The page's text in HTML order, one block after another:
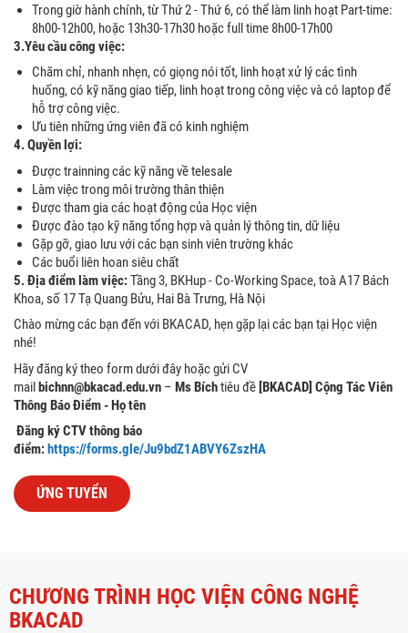
Trong giờ hành chính, từ Thứ 2 - Thứ 6, có thể làm linh hoạt Part-time:
8h00-12h00, hoặc 13h30-17h30 hoặc full time 8h00-17h00
3.Yêu cầu công việc:
Chăm chỉ, nhanh nhẹn, có giọng nói tốt, linh hoạt xử lý các tình
huống, có kỹ năng giao tiếp, linh hoạt trong công việc và có laptop để
hỗ trợ công việc.
Ưu tiên những ứng viên đã có kinh nghiệm
4. Quyền lợi:
Được trainning các kỹ năng về telesale
Làm việc trong môi trường thân thiện
Được tham gia các hoạt động của Học viện
Được đào tạo kỹ năng tổng hợp và quản lý thông tin, dữ liệu
Gặp gỡ, giao lưu với các bạn sinh viên trường khác
Các buổi liên hoan siêu chất
5. Địa điểm làm việc:Tầng 3, BKHup - Co-Working Space, toà A17 Bách
Khoa, số 17 Tạ Quang Bửu, Hai Bà Trưng, Hà Nội
Chào mừng các bạn đến với BKACAD, hẹn gặp lại các bạn tại Học viện
nhé!
Hãy đăng ký theo form dưới đây hoặc gửi CV
mailbichnn@bkacad.edu.vn – Ms Bíchtiêu đề [BKACAD] Cộng Tác Viên
Thông Báo Điểm - Họ tên
Đăng ký CTV thông báo
điểm:https://forms.gle/Ju9bdZ1ABVY6ZszHA
ỨNG TUYỂN
CHƯƠNG TRÌNH HỌC VIỆN CÔNG NGHỆ
BKACAD